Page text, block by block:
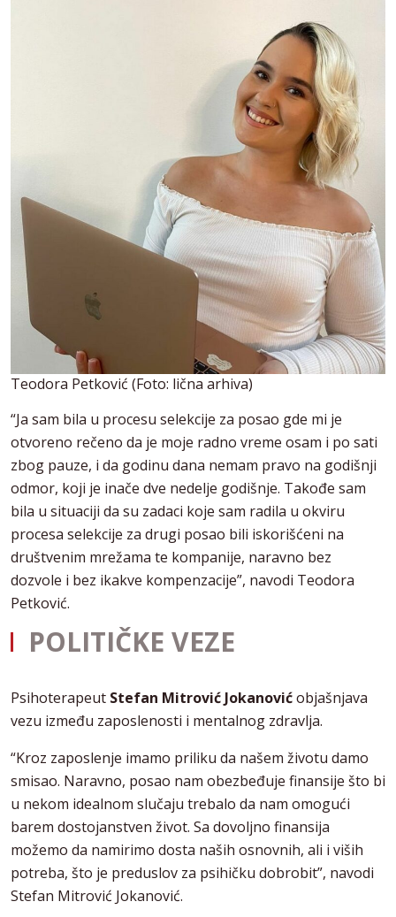
Teodora Petković (Foto: lična arhiva)
“Ja sam bila u procesu selekcije za posao gde mi je
otvoreno rečeno da je moje radno vreme osam i po sati
zbog pauze, i da godinu dana nemam pravo na godišnji
odmor, koji je inače dve nedelje godišnje. Takođe sam
bila u situaciji da su zadaci koje sam radila u okviru
procesa selekcije za drugi posao bili iskorišćeni na
društvenim mrežama te kompanije, naravno bez
dozvole i bez ikakve kompenzacije”, navodi Teodora
Petković.
POLITIČKE VEZE
Psihoterapeut Stefan Mitrović Jokanovićobjašnjava
vezu između zaposlenosti i mentalnog zdravlja.
“Kroz zaposlenje imamo priliku da našem životu damo
smisao. Naravno, posao nam obezbeđuje finansije što bi
u nekom idealnom slučaju trebalo da nam omogući
barem dostojanstven život. Sa dovoljno finansija
možemo da namirimo dosta naših osnovnih, ali i viših
potreba, što je preduslov za psihičku dobrobit”, navodi
Stefan Mitrović Jokanović.